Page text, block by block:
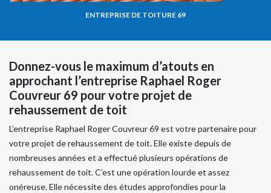
ENTREPRISE DE TOITURE 69
Donnez-vous le maximum d’atouts en
approchant l’entreprise Raphael Roger
Couvreur 69 pour votre projet de
rehaussement de toit
L’entreprise Raphael Roger Couvreur 69 est votre partenaire pour
votre projet de rehaussement de toit. Elle existe depuis de
nombreuses années et a effectué plusieurs opérations de
rehaussement de toit. C’est une opération lourde et assez
onéreuse. Elle nécessite des études approfondies pour la